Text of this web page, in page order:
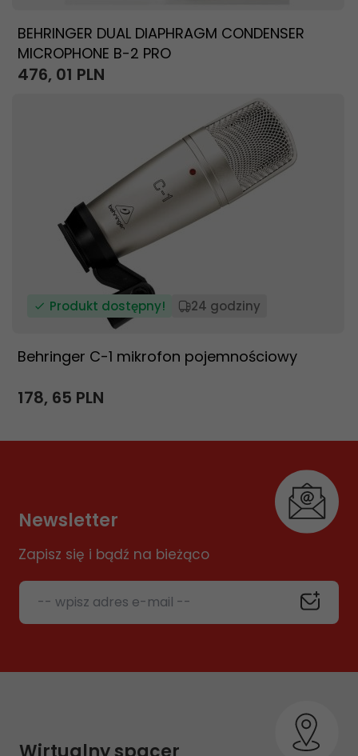
BEHRINGER DUAL DIAPHRAGM CONDENSER
MICROPHONE B-2 PRO
476, 01 PLN
Produkt dostępny! 24 godziny
Behringer C-1 mikrofon pojemnościowy
178, 65 PLN
Newsletter
Zapisz się i bądź na bieżąco
-- wpisz adres e-mail --